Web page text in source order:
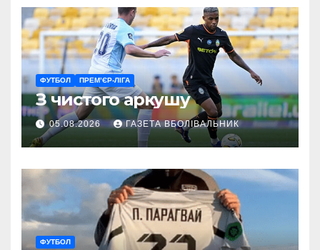
ФУТБОЛ ПРЕМ’ЄР-ЛІГА
З чистого аркушу
05.08.2026 ГАЗЕТА ВБОЛІВАЛЬНИК
ФУТБОЛ